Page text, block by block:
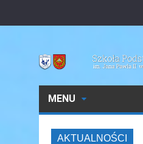
MENU
AKTUALNOŚCI